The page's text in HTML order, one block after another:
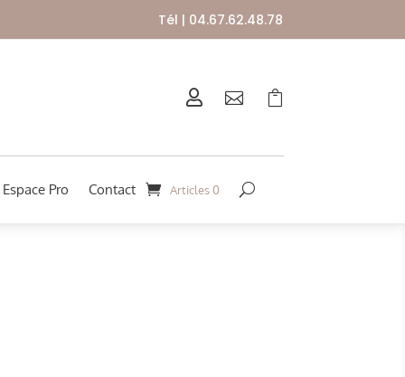
Tél | 04.67.62.48.78
  
Espace Pro Contact Articles 0